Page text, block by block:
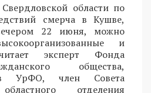
области по
смерча в Кушве,
22 июня, можно
и
эксперт Фонда
общества,
в УрФО, член Совета
отделения